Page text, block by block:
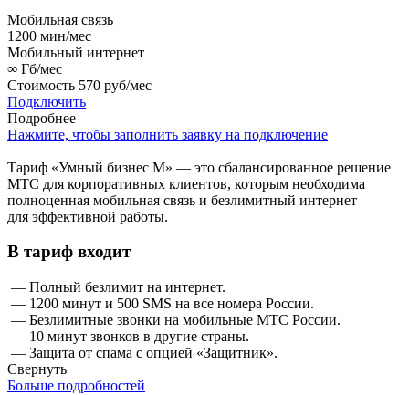
Мобильная связь
1200 мин/мес
Мобильный интернет
∞ Гб/мес
Стоимость 570 руб/мес
Подключить
Подробнее
Нажмите, чтобы заполнить заявку на подключение
Тариф «Умный бизнес М» — это сбалансированное решение
МТС для корпоративных клиентов, которым необходима
полноценная мобильная связь и безлимитный интернет
для эффективной работы.
В тариф входит
— Полный безлимит на интернет.
— 1200 минут и 500 SMS на все номера России.
— Безлимитные звонки на мобильные МТС России.
— 10 минут звонков в другие страны.
— Защита от спама с опцией «Защитник».
Свернуть
Больше подробностей